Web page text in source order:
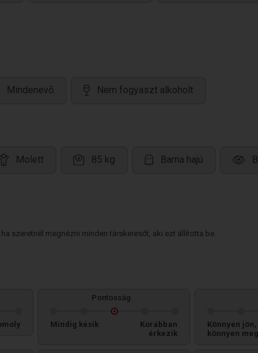
Mindenevő Nem fogyaszt alkoholt
Molett 85 kg Barna hajú
szeretnél megnézni minden társkeresőt, aki ezt állította be.
Pontosság
Mindig késik
Korábban
érkezik
Könnyen jön,
könnyen